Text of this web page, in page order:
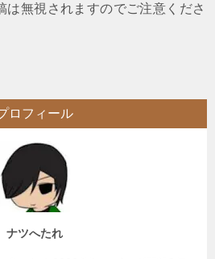
は無視されますのでご注意くださ
ロフィール
ナツへたれ